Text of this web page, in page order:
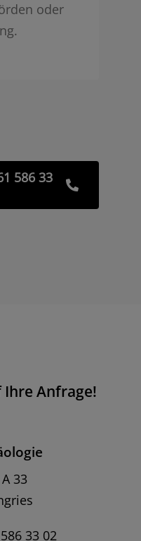
oder
586 33
Anfrage!
33
33 02